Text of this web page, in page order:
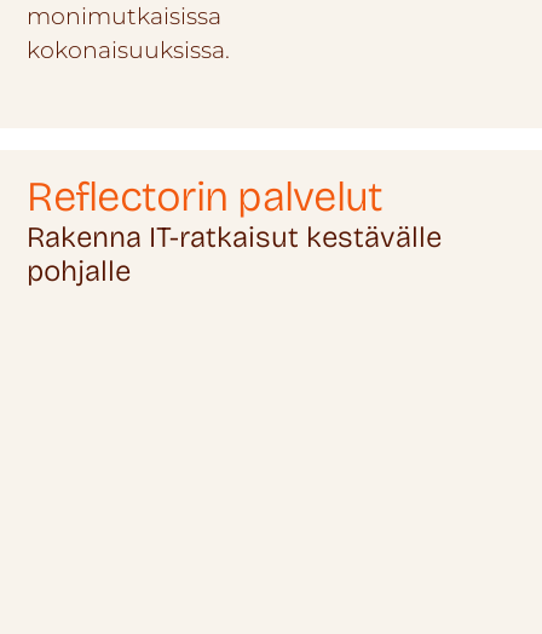
monimutkaisissa
kokonaisuuksissa.
Reflectorin palvelut
Rakenna IT-ratkaisut kestävälle
pohjalle